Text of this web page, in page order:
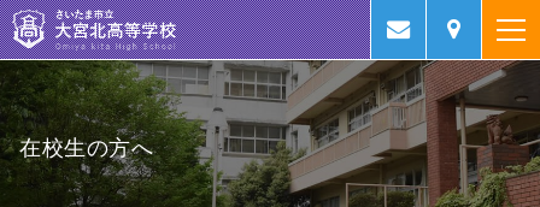
在校生の方へ